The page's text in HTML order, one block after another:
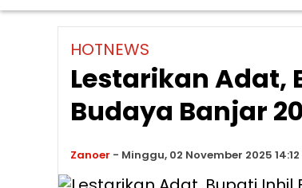
HOTNEWS
Lestarikan Adat,
Budaya Banjar
Zanoer - Minggu, 02 November 2025 14:12